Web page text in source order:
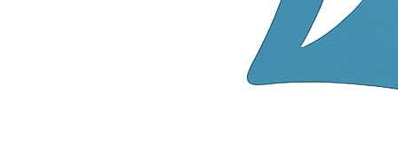
van de Klant worden uitgesloten, tenzij deze
voorafgaandelijk, schriftelijk en uitdrukkelijk door